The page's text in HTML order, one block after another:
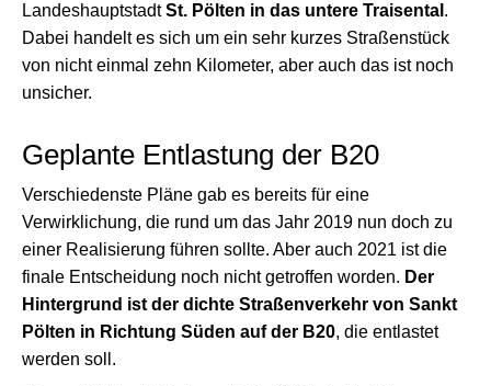
LandeshauptstadtSt. Pölten in das untere Traisental .
Dabei handelt es sich um ein sehr kurzes Straßenstück
von nicht einmal zehn Kilometer, aber auch das ist noch
unsicher.
Geplante Entlastung der B20
Verschiedenste Pläne gab es bereits für eine
Verwirklichung, die rund um das Jahr 2019 nun doch zu
einer Realisierung führen sollte. Aber auch 2021 ist die
finale Entscheidung noch nicht getroffen worden. Der
Hintergrund ist der dichte Straßenverkehr von Sankt
Pölten in Richtung Süden auf der B20, die entlastet
werden soll.